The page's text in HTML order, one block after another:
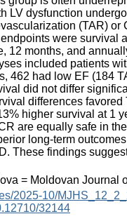
LV dysfunction
(TAR)
were survival
12 months, and
included patients
462 had low EF (184
did not differ
differences
higher survival at 1
are equally safe in
long-term
These findings
= Moldovan Journal
2025-10/
32144